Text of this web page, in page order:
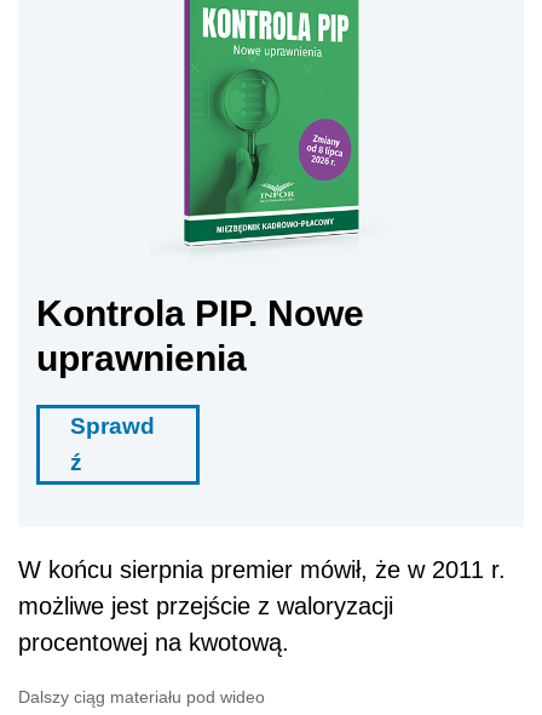
Kontrola PIP. Nowe
uprawnienia
Sprawd
ź
W końcu sierpnia premier mówił, że w 2011 r.
możliwe jest przejście z waloryzacji
procentowej na kwotową.
Dalszy ciąg materiału pod wideo